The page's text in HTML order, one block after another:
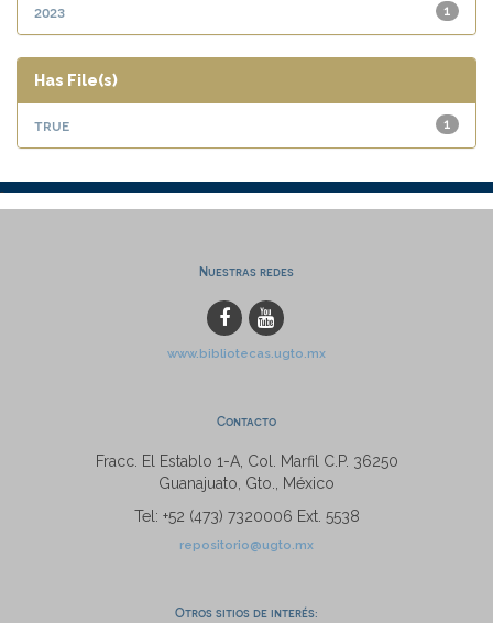
1
2023
Has File(s)
1
true
Nuestras redes
www.bibliotecas.ugto.mx
Contacto
Fracc. El Establo 1-A, Col. Marfil C.P. 36250
Guanajuato, Gto., México
Tel: +52 (473) 7320006 Ext. 5538
repositorio@ugto.mx
Otros sitios de interés: